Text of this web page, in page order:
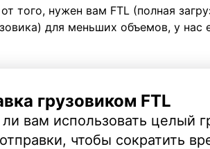
того, нужен вам FTL (полная
для меньших объемов, у
грузовиком FTL
вам использовать целый
чтобы сократить